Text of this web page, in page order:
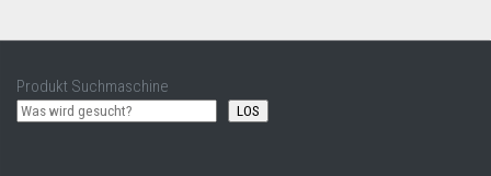
Produkt Suchmaschine
LOS